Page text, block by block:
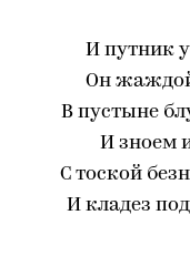
И путник
Он
В пустыне
И зноем
С тоской
И кладез